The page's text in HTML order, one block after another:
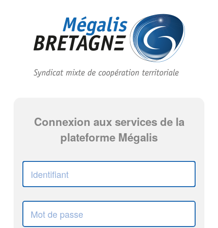
Connexion aux services de la
plateforme Mégalis